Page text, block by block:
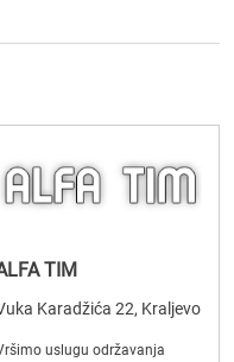
TIM
Karadžića 22, Kraljevo
uslugu održavanja